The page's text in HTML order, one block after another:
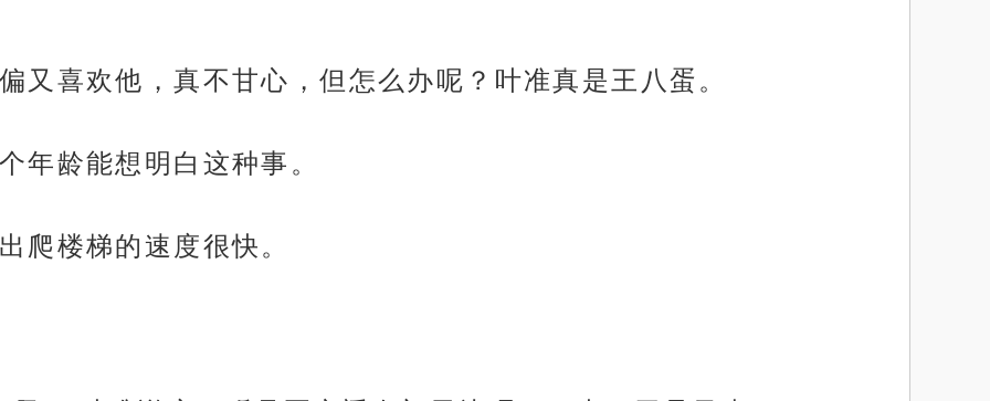
又喜欢他，真不甘心，但怎么办呢？叶准真是王八蛋。
年龄能想明白这种事。
爬楼梯的速度很快。